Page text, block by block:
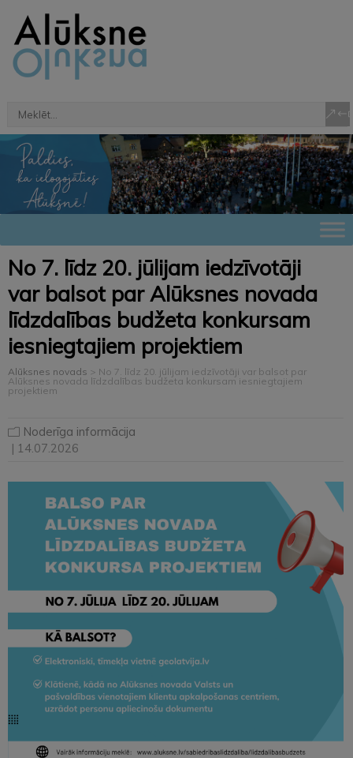
No 7. līdz 20. jūlijam iedzīvotāji
var balsot par Alūksnes novada
līdzdalības budžeta konkursam
iesniegtajiem projektiem
Alūksnes novads > No 7. līdz 20. jūlijam iedzīvotāji var balsot par
Alūksnes novada līdzdalības budžeta konkursam iesniegtajiem
projektiem
Noderīga informācija
| 14.07.2026